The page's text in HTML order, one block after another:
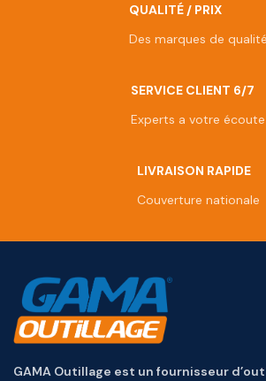
QUALITÉ / PRIX
Des marques de qualité
SERVICE CLIENT 6/7
Experts a votre écoute
LIVRAISON RAPIDE
Couverture nationale
GAMA Outillage est un fournisseur